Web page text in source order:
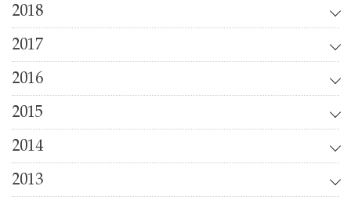
2018
2017
2016
2015
2014
2013